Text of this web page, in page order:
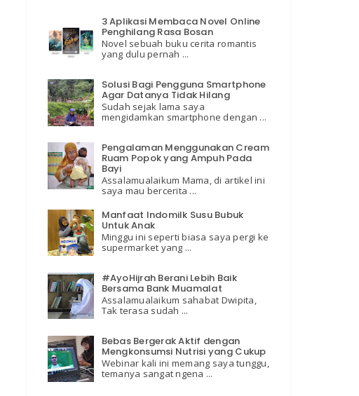
3 Aplikasi Membaca Novel Online
Penghilang Rasa Bosan
Novel sebuah buku cerita romantis
yang dulu pernah ...
Solusi Bagi Pengguna Smartphone
Agar Datanya Tidak Hilang
Sudah sejak lama saya
mengidamkan smartphone dengan ...
Pengalaman Menggunakan Cream
Ruam Popok yang Ampuh Pada
Bayi
Assalamualaikum Mama, di artikel ini
saya mau bercerita ...
Manfaat Indomilk Susu Bubuk
Untuk Anak
Minggu ini seperti biasa saya pergi ke
supermarket yang ...
#AyoHijrah Berani Lebih Baik
Bersama Bank Muamalat
Assalamualaikum sahabat Dwipita,
Tak terasa sudah ...
Bebas Bergerak Aktif dengan
Mengkonsumsi Nutrisi yang Cukup
Webinar kali ini memang saya tunggu,
temanya sangat ngena ...